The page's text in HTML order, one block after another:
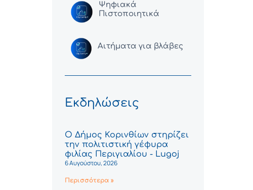
Ψηφιακά
Πιστοποιητικά
Αιτήματα για βλάβες
Εκδηλώσεις
Ο Δήμος Κορινθίων στηρίζει
την πολιτιστική γέφυρα
φιλίας Περιγιαλίου - Lugoj
6 Αυγούστου, 2026
Περισσότερα »